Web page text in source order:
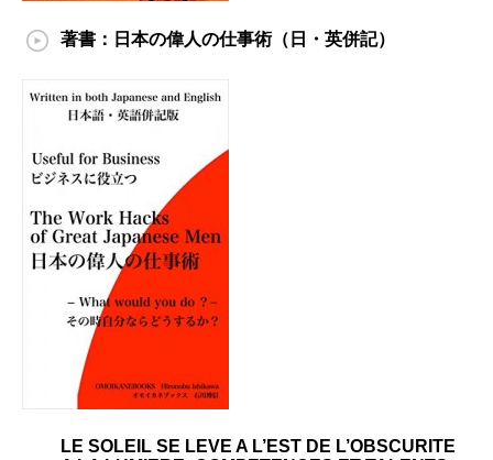
著書：日本の偉人の仕事術（日・英併記）
LE SOLEIL SE LEVE A L’EST DE L’OBSCURITE